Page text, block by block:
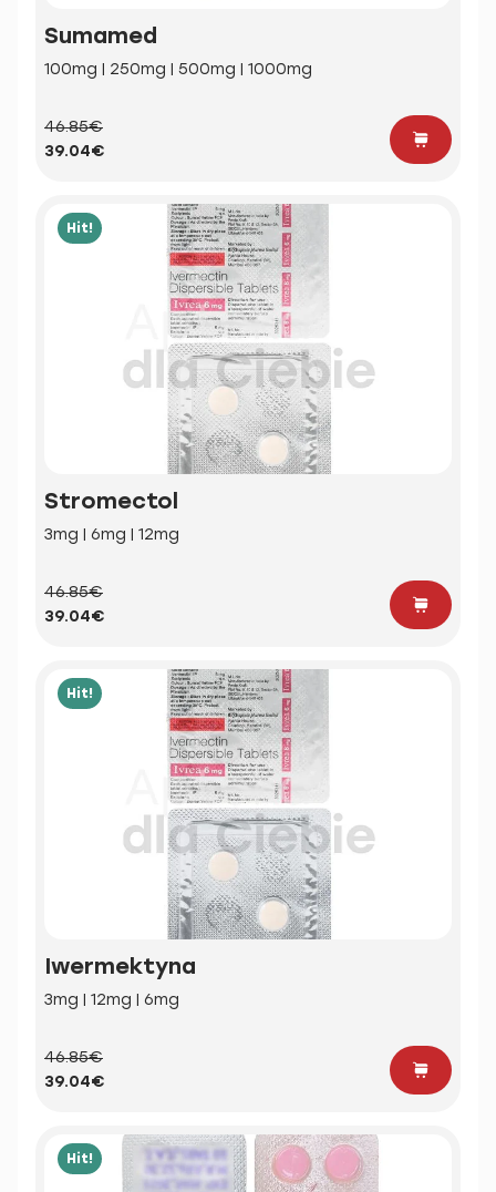
Sumamed
100mg | 250mg | 500mg | 1000mg
46.85€
39.04€
Hit!
Stromectol
3mg | 6mg | 12mg
46.85€
39.04€
Hit!
Iwermektyna
3mg | 12mg | 6mg
46.85€
39.04€
Hit!